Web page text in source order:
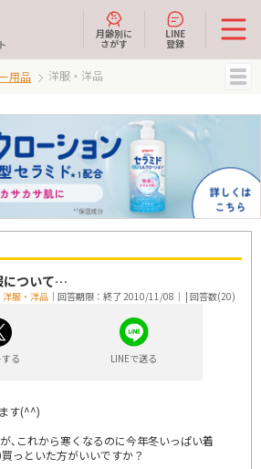
月齢別に
さがす
LINE
登録
用品 洋服・洋品
について…
洋服・洋品 ｜回答期限：終了 2010/11/08｜ | 回答数(20)
る LINEで送る
す(^^)
､これから寒くなるのに今年冬いっぱい着
っといた方がいいですか？